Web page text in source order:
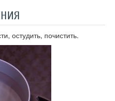
остудить, почистить.